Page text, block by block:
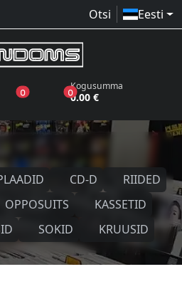
Otsi Eesti
0toodet sooviloendis
0toodet ostukorvis
Kogusumma
0.00 €
CD-D
RIIDED
OPPOSUITS
KASSETID
SOKID KRUUSID